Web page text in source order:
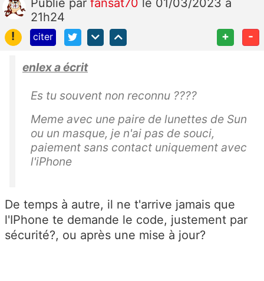
Publié par fansat70 le 01/03/2023 à
21h24
!
citer + -
enlex a écrit
Es tu souvent non reconnu ????
Meme avec une paire de lunettes de Sun
ou un masque, je n'ai pas de souci,
paiement sans contact uniquement avec
l'iPhone
De temps à autre, il ne t'arrive jamais que
l'IPhone te demande le code, justement par
sécurité?, ou après une mise à jour?